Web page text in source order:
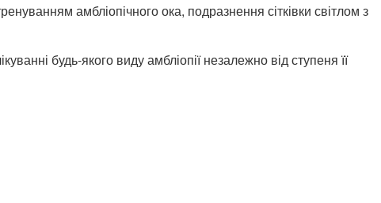
амбліопічного ока, подразнення сітківки світлом з
будь-якого виду амбліопії незалежно від ступеня її